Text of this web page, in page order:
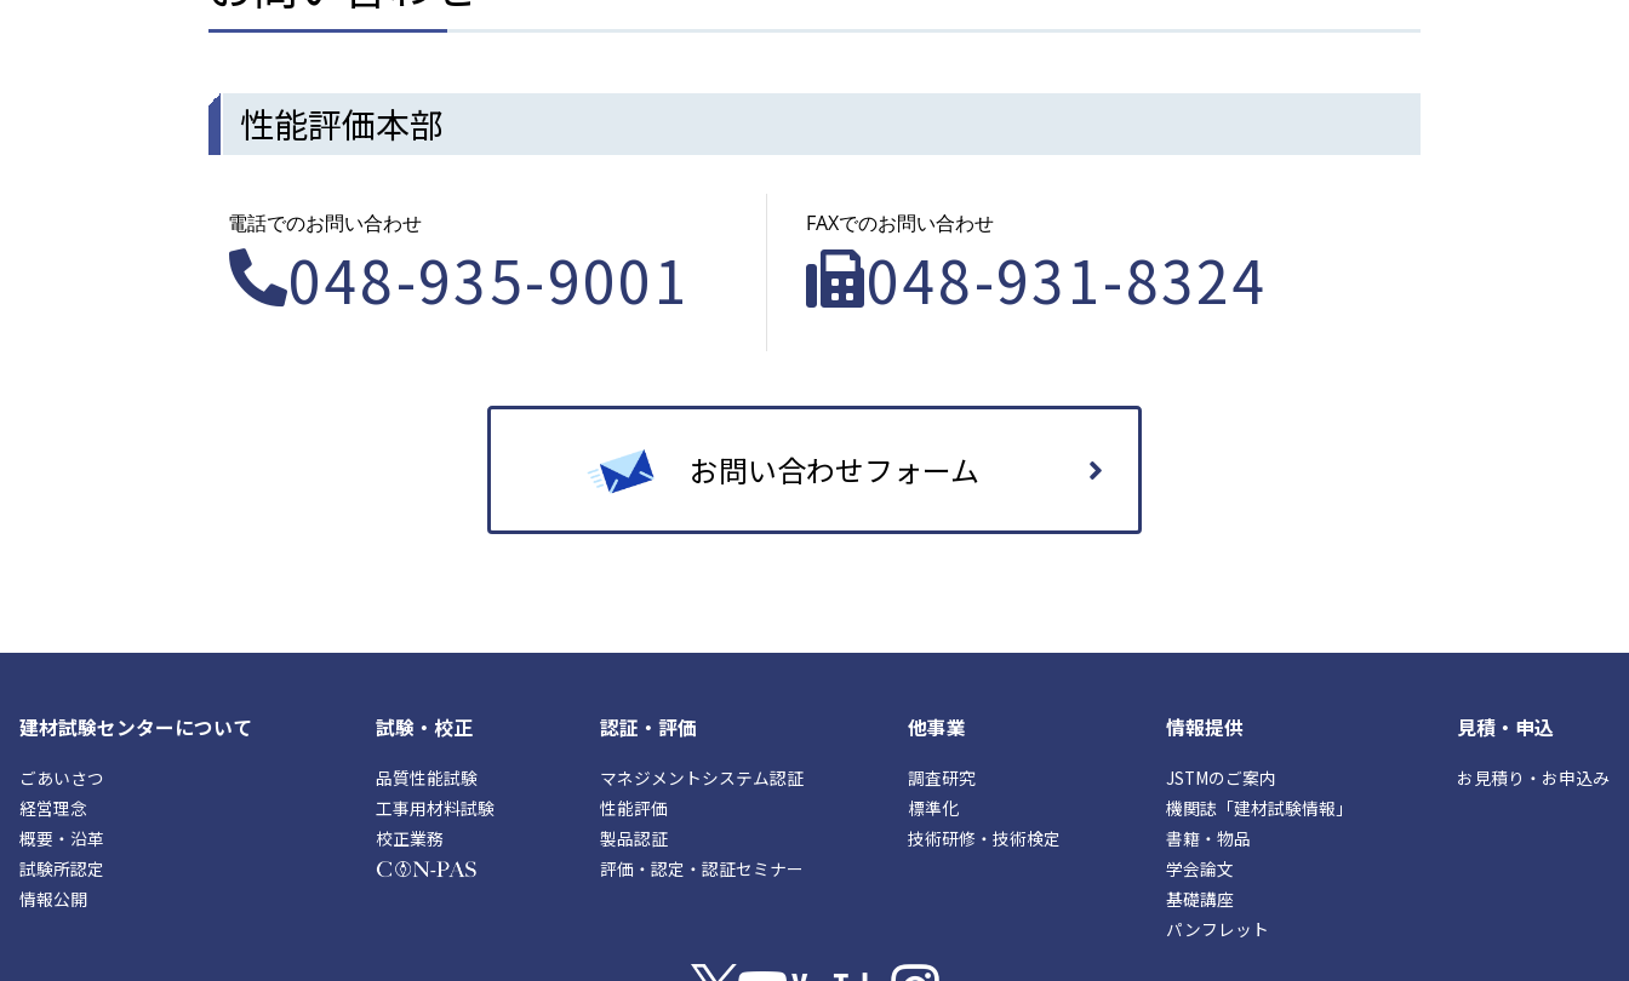
性能評価本部
電話でのお問い合わせ
048-935-9001
FAXでのお問い合わせ
048-931-8324
お問い合わせフォーム
ッ
タ
ー
建材試験センターについて
ごあいさつ
経営理念
概要・沿革
試験所認定
情報公開
試験・校正
品質性能試験
工事用材料試験
校正業務
認証・評価
マネジメントシステム認証
性能評価
製品認証
評価・認定・認証セミナー
他事業
調査研究
標準化
技術研修・技術検定
情報提供
JSTMのご案内
機関誌「建材試験情報」
書籍・物品
学会論文
基礎講座
パンフレット
見積・申込
お見積り・お申込み